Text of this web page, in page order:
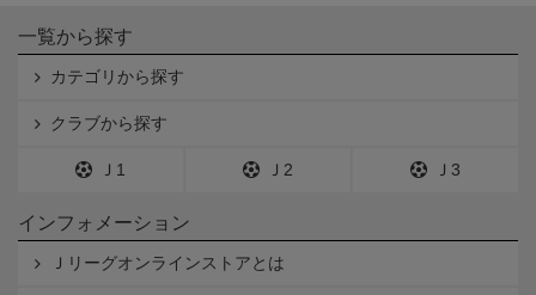
一覧から探す
カテゴリから探す
クラブから探す
Ｊ1 Ｊ2 Ｊ3
インフォメーション
Ｊリーグオンラインストアとは